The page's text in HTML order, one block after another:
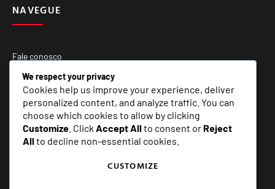
NAVEGUE
Fale conosco
Quem Somos
Matérias Especiais
SERVIÇOS
We respect your privacy
Cookies help us improve your experience, deliver
personalized content, and analyze traffic. You can
choose which cookies to allow by clicking
Customize . Click Accept Allto consent or Reject
Allto decline non-essential cookies.
CUSTOMIZE